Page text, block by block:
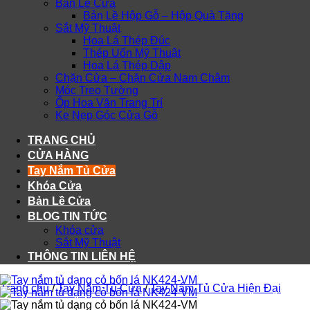
Bản Lề Cửa
Bản Lề Hộp Gỗ – Hộp Quà Tặng
Sắt Mỹ Thuật
Hoa Lá Thép Đúc
Thép Uốn Mỹ Thuật
Hoa Lá Thép Dập
Chặn Cửa – Chặn Cửa Nam Châm
Móc Treo Tường
Ốp Hoa Văn Trang Trí
Ke Nẹp Góc Cửa Gỗ
TRANG CHỦ
CỬA HÀNG
Tay Nắm Tủ Cửa
Khóa Cửa
Bản Lề Cửa
BLOG TIN TỨC
Khóa cửa
Sắt Mỹ Thuật
THÔNG TIN LIÊN HỆ
Trang chủ / Tay Nắm Tủ Cửa / Tay Nắm Tủ Cửa Hiện Đại